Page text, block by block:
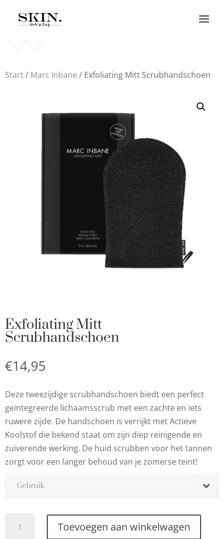
Start/ Marc Inbane / Exfoliating Mitt Scrubhandschoen
Exfoliating Mitt
Scrubhandschoen
€14,95
Deze tweezijdige scrubhandschoen biedt een perfect
geïntegreerde lichaamsscrub met een zachte en iets
ruwere zijde. De handschoen is verrijkt met Actieve
Koolstof die bekend staat om zijn diep reinigende en
zuiverende werking. De huid scrubben voor het tannen
zorgt voor een langer behoud van je zomerse teint!
Gebruik
Toevoegen aan winkelwagen